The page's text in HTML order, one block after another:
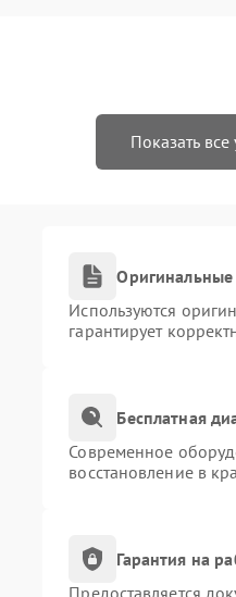
Показать все
Оригинальные
Используются
гарантирует
Бесплатная
Современное
восстановление в
Гарантия на
Предоставляется